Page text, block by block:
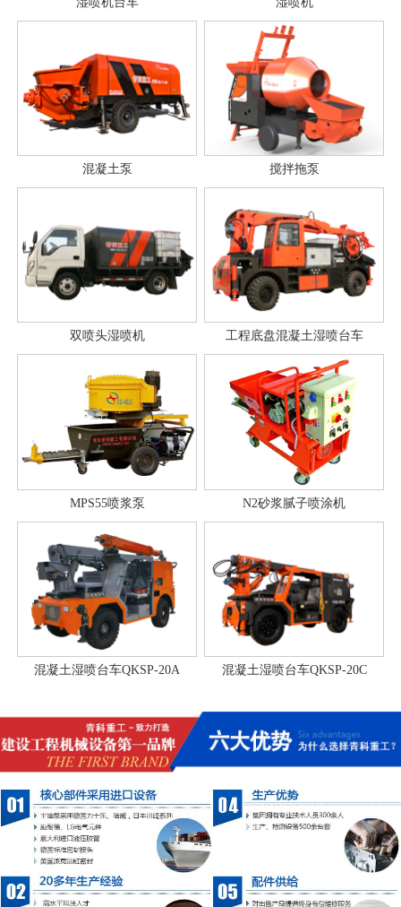
混凝土泵 搅拌拖泵
双喷头湿喷机 工程底盘混凝土湿喷台车
MPS55喷浆泵 N2砂浆腻子喷涂机
混凝土湿喷台车QKSP-20A 混凝土湿喷台车QKSP-20C